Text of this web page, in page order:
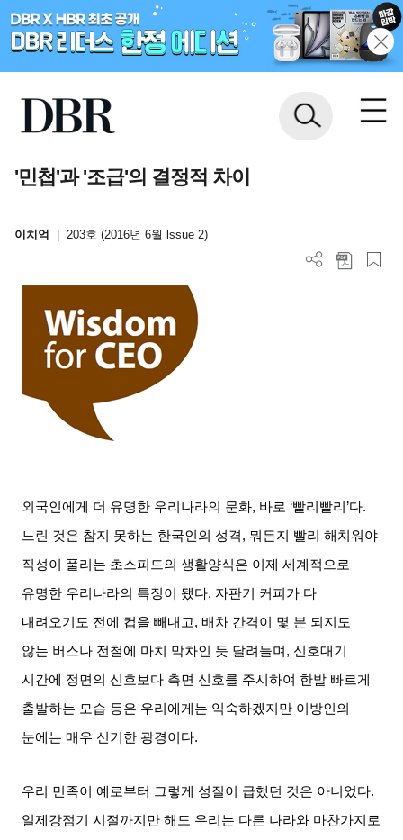
'민첩'과 '조급'의 결정적 차이
이치억 203호 (2016년 6월 lssue 2)
외국인에게 더 유명한 우리나라의 문화, 바로 ‘빨리빨리 ’다.
느린 것은 참지 못하는 한국인의 성격,뭐든지 빨리 해치워야
직성이 풀리는 초스피드의 생활양식은 이제 세계적으로
유명한 우리나라의 특징이 됐다. 자판기 커피가 다
내려오기도 전에 컵을 빼내고,배차 간격이 몇 분 되지도
않는 버스나 전철에 마치 막차인 듯 달려들며 , 신호대기
시간에 정면의 신호보다 측면 신호를 주시하여 한발 빠르게
출발하는 모습 등은 우리에게는 익숙하겠지만 이방인의
눈에는 매우 신기한 광경이다.
우리 민족이 예로부터 그렇게 성질이 급했던 것은 아니었다.
일제강점기 시절까지만 해도 우리는 다른 나라와 마찬가지로